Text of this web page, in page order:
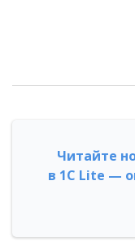
Читайте
в 1С Lite —